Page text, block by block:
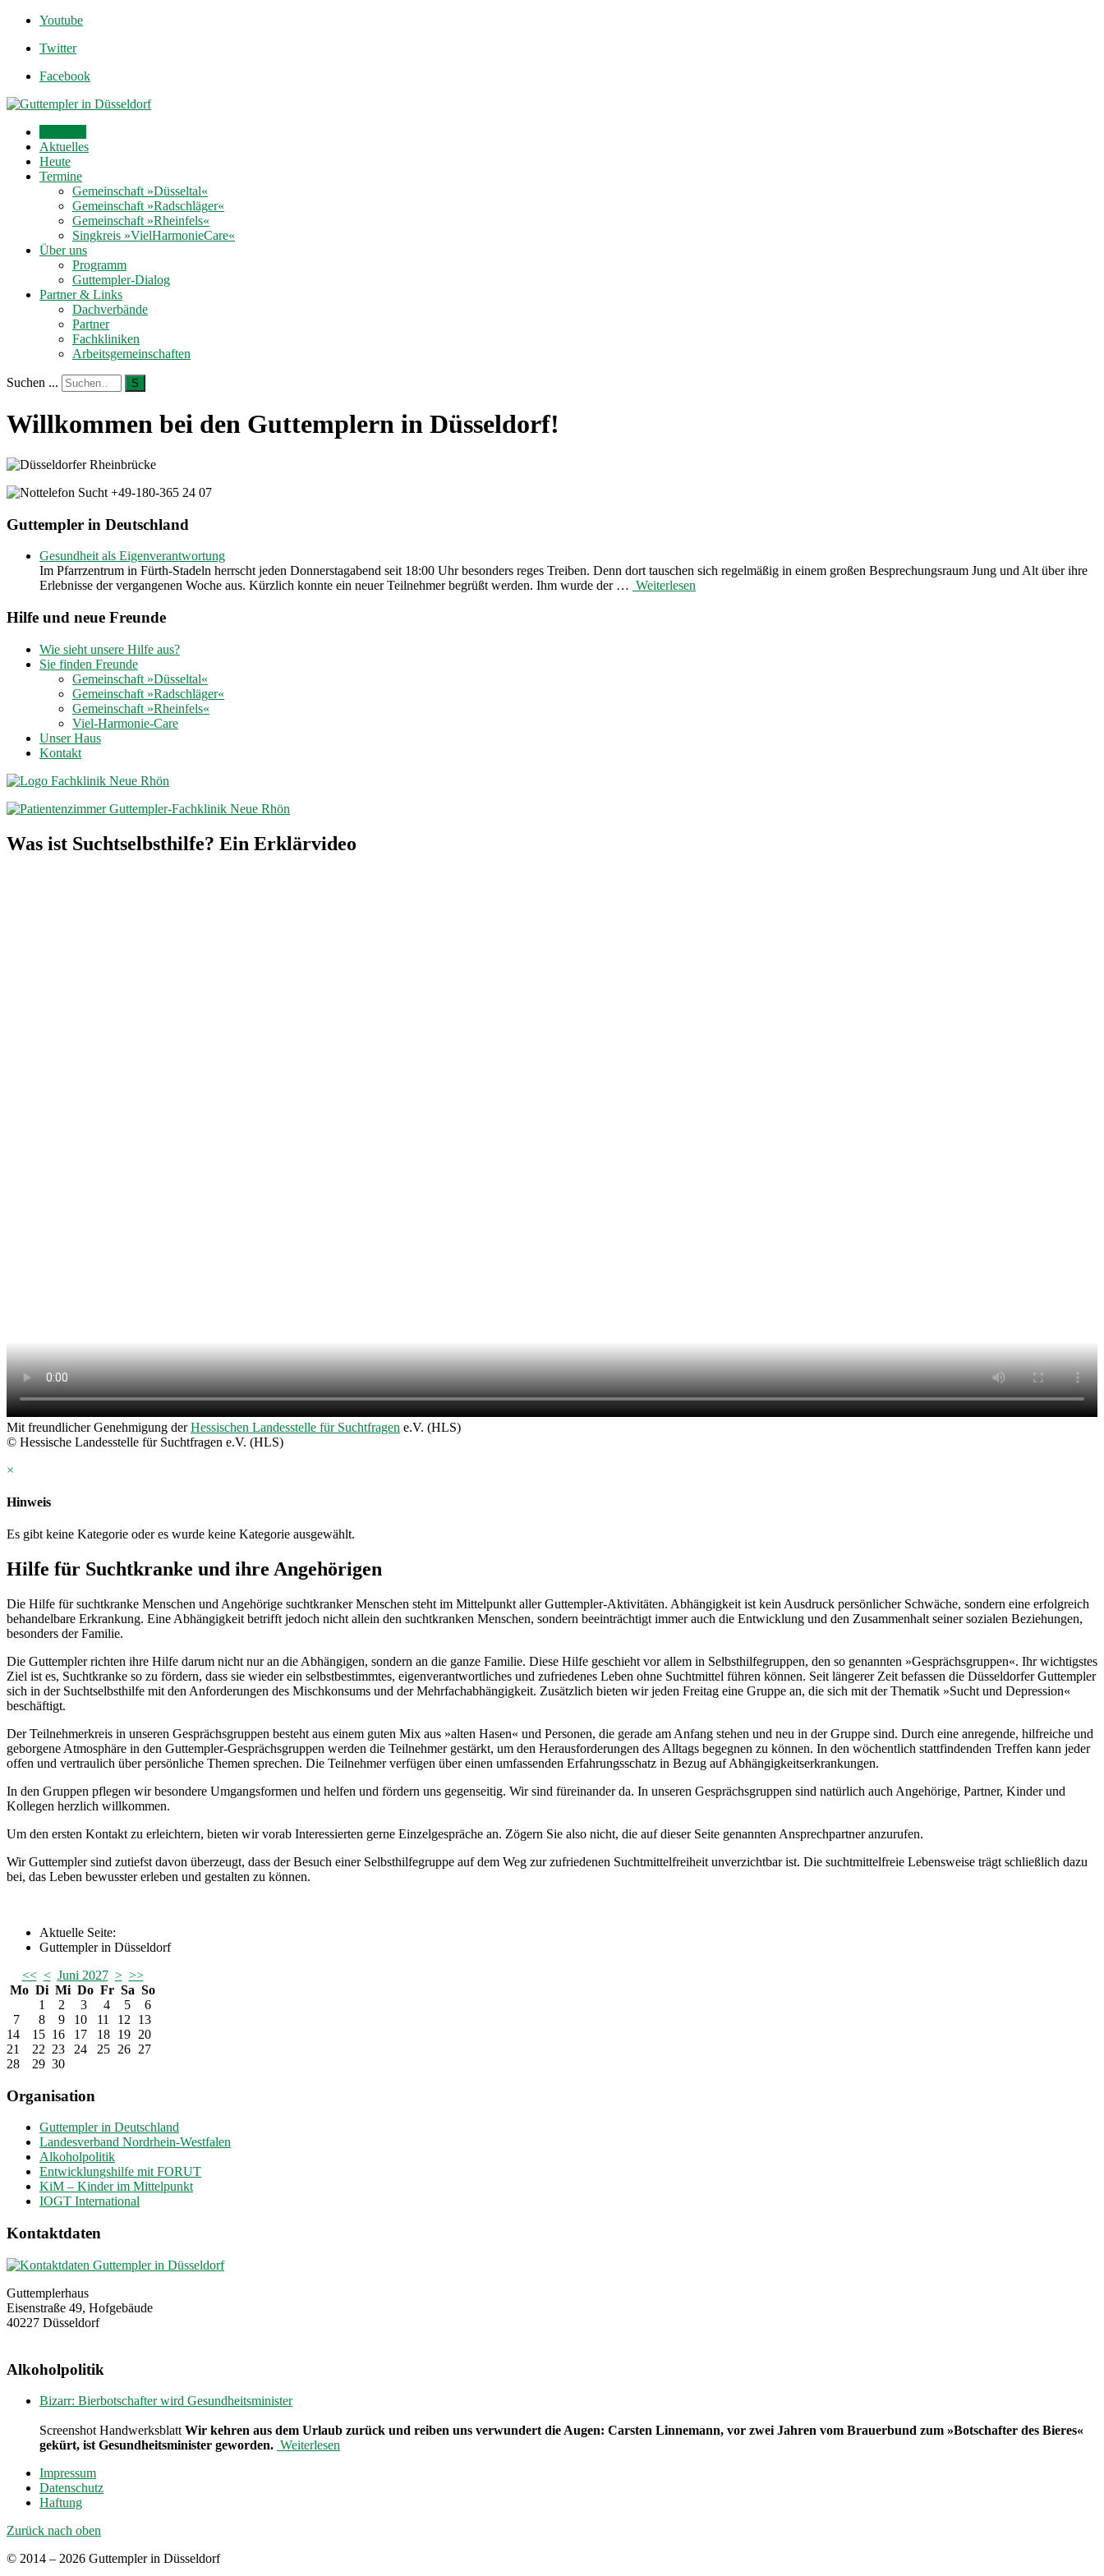
Youtube
Twitter
Facebook
Aktuelles
Heute
Termine
Gemeinschaft »Düsseltal«
Gemeinschaft »Radschläger«
Gemeinschaft »Rheinfels«
Singkreis »VielHarmonieCare«
Über uns
Programm
Guttempler-Dialog
Partner & Links
Dachverbände
Partner
Fachkliniken
Arbeitsgemeinschaften
Suchen ... S
Willkommen bei den Guttemplern in Düsseldorf!
Guttempler in Deutschland
Gesundheit als Eigenverantwortung
Im Pfarrzentrum in Fürth-Stadeln herrscht jeden Donnerstagabend seit 18:00 Uhr besonders reges Treiben. Denn dort tauschen sich regelmäßig in einem großen Besprechungsraum Jung und Alt über ihre
Erlebnisse der vergangenen Woche aus. Kürzlich konnte ein neuer Teilnehmer begrüßt werden. Ihm wurde der … Weiterlesen
Hilfe und neue Freunde
Wie sieht unsere Hilfe aus?
Sie finden Freunde
Gemeinschaft »Düsseltal«
Gemeinschaft »Radschläger«
Gemeinschaft »Rheinfels«
Viel-Harmonie-Care
Unser Haus
Kontakt
Was ist Suchtselbsthilfe? Ein Erklärvideo
Mit freundlicher Genehmigung derHessischen Landesstelle für Suchtfragen e.V. (HLS)
© Hessische Landesstelle für Suchtfragen e.V. (HLS)
×
Hinweis
Es gibt keine Kategorie oder es wurde keine Kategorie ausgewählt.
Hilfe für Suchtkranke und ihre Angehörigen
Die Hilfe für suchtkranke Menschen und Angehörige suchtkranker Menschen steht im Mittelpunkt aller Guttempler-Aktivitäten. Abhängigkeit ist kein Ausdruck persönlicher Schwäche, sondern eine erfolgreich
behandelbare Erkrankung. Eine Abhängigkeit betrifft jedoch nicht allein den suchtkranken Menschen, sondern beeinträchtigt immer auch die Entwicklung und den Zusammenhalt seiner sozialen Beziehungen,
besonders der Familie.
Die Guttempler richten ihre Hilfe darum nicht nur an die Abhängigen, sondern an die ganze Familie. Diese Hilfe geschieht vor allem in Selbsthilfegruppen, den so genannten »Gesprächsgruppen«. Ihr wichtigstes
Ziel ist es, Suchtkranke so zu fördern, dass sie wieder ein selbstbestimmtes, eigenverantwortliches und zufriedenes Leben ohne Suchtmittel führen können. Seit längerer Zeit befassen die Düsseldorfer Guttempler
sich in der Suchtselbsthilfe mit den Anforderungen des Mischkonsums und der Mehrfachabhängigkeit. Zusätzlich bieten wir jeden Freitag eine Gruppe an, die sich mit der Thematik »Sucht und Depression«
beschäftigt.
Der Teilnehmerkreis in unseren Gesprächsgruppen besteht aus einem guten Mix aus »alten Hasen« und Personen, die gerade am Anfang stehen und neu in der Gruppe sind. Durch eine anregende, hilfreiche und
geborgene Atmosphäre in den Guttempler-Gesprächsgruppen werden die Teilnehmer gestärkt, um den Herausforderungen des Alltags begegnen zu können. In den wöchentlich stattfindenden Treffen kann jeder
offen und vertraulich über persönliche Themen sprechen. Die Teilnehmer verfügen über einen umfassenden Erfahrungsschatz in Bezug auf Abhängigkeitserkrankungen.
In den Gruppen pflegen wir besondere Umgangsformen und helfen und fördern uns gegenseitig. Wir sind füreinander da. In unseren Gesprächsgruppen sind natürlich auch Angehörige, Partner, Kinder und
Kollegen herzlich willkommen.
Um den ersten Kontakt zu erleichtern, bieten wir vorab Interessierten gerne Einzelgespräche an. Zögern Sie also nicht, die auf dieser Seite genannten Ansprechpartner anzurufen.
Wir Guttempler sind zutiefst davon überzeugt, dass der Besuch einer Selbsthilfegruppe auf dem Weg zur zufriedenen Suchtmittelfreiheit unverzichtbar ist. Die suchtmittelfreie Lebensweise trägt schließlich dazu
bei, das Leben bewusster erleben und gestalten zu können.
Aktuelle Seite:
Guttempler in Düsseldorf
<< < Juni 2027 > >>
Mo Di Mi Do Fr Sa So
1
2 3 4 5
6
7
8 9 10 11 12
13
14
15 16 17 18 19 20
21
22 23 24 25 26 27
28
29 30
Organisation
Guttempler in Deutschland
Landesverband Nordrhein-Westfalen
Alkoholpolitik
Entwicklungshilfe mit FORUT
KiM – Kinder im Mittelpunkt
IOGT International
Kontaktdaten
Guttemplerhaus
Eisenstraße 49, Hofgebäude
40227 Düsseldorf
Alkoholpolitik
Bizarr: Bierbotschafter wird Gesundheitsminister
Screenshot Handwerksblatt Wir kehren aus dem Urlaub zurück und reiben uns verwundert die Augen: Carsten Linnemann, vor zwei Jahren vom Brauerbund zum »Botschafter des Bieres«
gekürt, ist Gesundheitsminister geworden. Weiterlesen
Impressum
Datenschutz
Haftung
Zurück nach oben
© 2014 – 2026 Guttempler in Düsseldorf